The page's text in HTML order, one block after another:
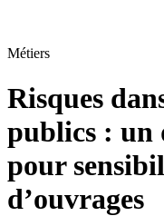
Métiers
Risques
publics : un
pour
d’ouvrages